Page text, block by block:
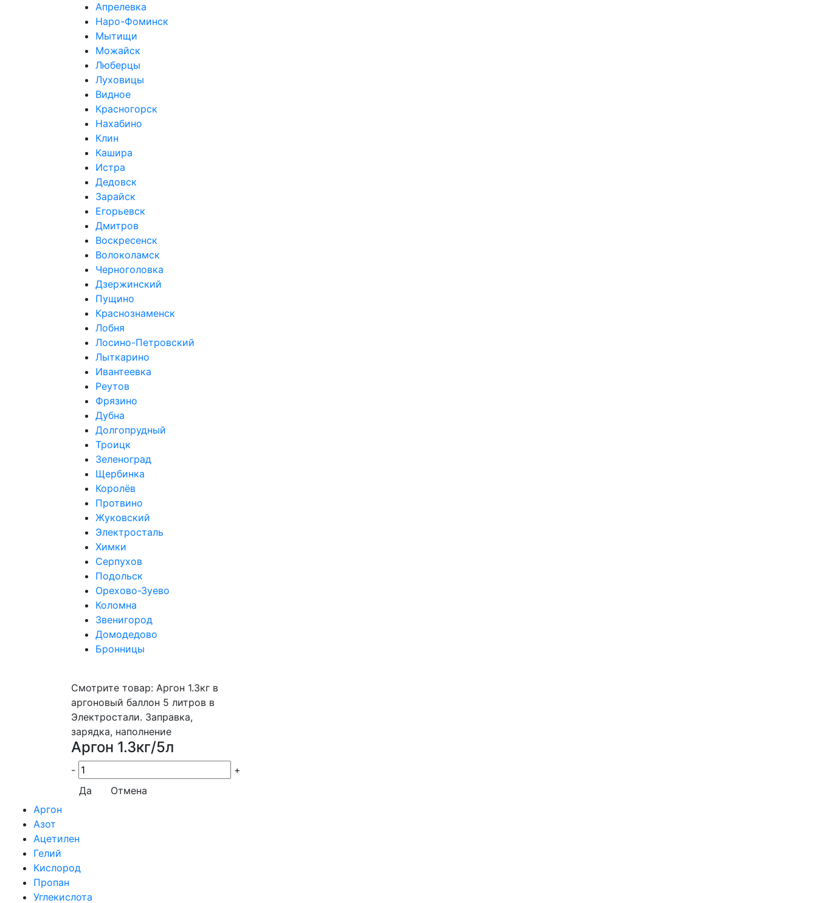
Апрелевка
Наро-Фоминск
Мытищи
Можайск
Люберцы
Луховицы
Видное
Красногорск
Нахабино
Клин
Кашира
Истра
Дедовск
Зарайск
Егорьевск
Дмитров
Воскресенск
Волоколамск
Черноголовка
Дзержинский
Пущино
Краснознаменск
Лобня
Лосино-Петровский
Лыткарино
Ивантеевка
Реутов
Фрязино
Дубна
Долгопрудный
Троицк
Зеленоград
Щербинка
Королёв
Протвино
Жуковский
Электросталь
Химки
Серпухов
Подольск
Орехово-Зуево
Коломна
Звенигород
Домодедово
Бронницы
Смотрите товар: Аргон 1.3кг в
аргоновый баллон 5 литров в
Электростали. Заправка,
зарядка, наполнение
Аргон 1.3кг/5л
-
+
Да
Отмена
Аргон
Азот
Ацетилен
Гелий
Кислород
Пропан
Углекислота